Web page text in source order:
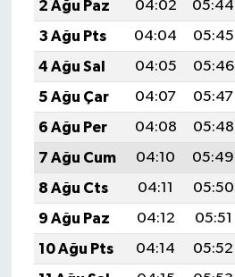
2 Ağu Paz
04:02 05:44
3 Ağu Pts
04:04 05:45
4 Ağu Sal
04:05 05:46
5 Ağu Çar
04:07 05:47
6 Ağu Per
04:08 05:48
7 Ağu Cum
04:10 05:49
8 Ağu Cts
04:11 05:50
9 Ağu Paz
04:12 05:51
10 Ağu Pts
04:14 05:52